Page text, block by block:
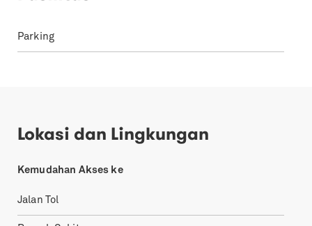
Parking
Lokasi dan Lingkungan
Kemudahan Akses ke
Jalan Tol